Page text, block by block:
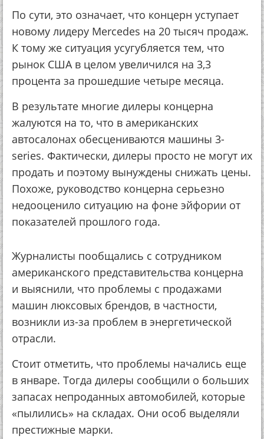
По сути, это означает, что концерн уступает
новому лидеру Mercedes на 20 тысяч продаж.
К тому же ситуация усугубляется тем, что
рынок США в целом увеличился на 3,3
процента за прошедшие четыре месяца.
В результате многие дилеры концерна
жалуются на то, что в американских
автосалонах обесцениваются машины 3-
series. Фактически, дилеры просто не могут их
продать и поэтому вынуждены снижать цены.
Похоже, руководство концерна серьезно
недооценило ситуацию на фоне эйфории от
показателей прошлого года.
Журналисты пообщались с сотрудником
американского представительства концерна
и выяснили, что проблемы с продажами
машин люксовых брендов, в частности,
возникли из-за проблем в энергетической
отрасли.
Стоит отметить, что проблемы начались еще
в январе. Тогда дилеры сообщили о больших
запасах непроданных автомобилей, которые
«пылились» на складах. Они особ выделяли
престижные марки.